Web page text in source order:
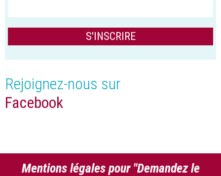
Rejoignez-nous sur
Facebook
Mentions légales pour "Demandez le